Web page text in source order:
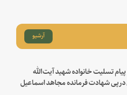
آرشیو
پیام تسلیت خانواده شهید آیت‌الله
شهادت فرمانده مجاهد اسماعیل